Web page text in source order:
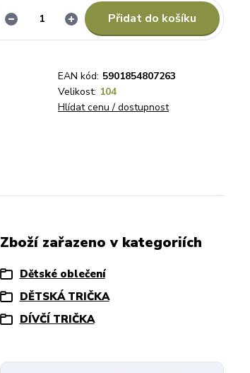
Přidat do košíku
EAN kód: 5901854807263
Velikost: 104
Hlídat cenu / dostupnost
Zboží zařazeno v kategoriích
Dětské oblečení
DĚTSKÁ TRIČKA
DÍVČÍ TRIČKA